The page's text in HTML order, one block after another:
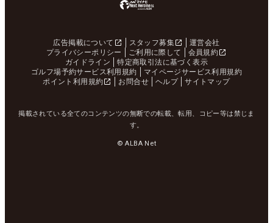
広告掲載について スタッフ募集
運営会社
プライバシーポリシー
ご利用に際して
会員規約
ガイドライン
特定商取引法に基づく表示
ゴルフ場予約サービス利用規約
マイページサービス利用規約
ポイント利用規約
お問合せ ヘルプ サイトマップ
掲載されている全てのコンテンツの無断での転載、転用、コピー等は禁じま
す。
© ALBA Net